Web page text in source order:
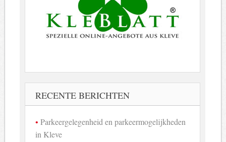
RECENTE BERICHTEN
Parkeergelegenheid en parkeermogelijkheden
in Kleve